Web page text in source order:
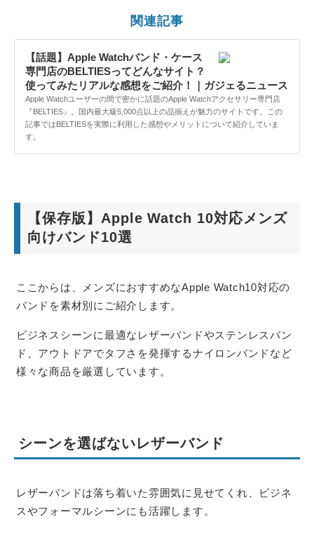
関連記事
【話題】Apple Watchバンド・ケース
専門店のBELTIESってどんなサイト？
使ってみたリアルな感想をご紹介！｜ガジェるニュース
Apple Watchユーザーの間で密かに話題のApple Watchアクセサリー専門店
『BELTIES』。国内最大級5,000点以上の品揃えが魅力のサイトです。この
記事ではBELTIESを実際に利用した感想やメリットについて紹介していま
す。
【保存版】Apple Watch 10対応メンズ
向けバンド10選
ここからは、メンズにおすすめなApple Watch10対応の
バンドを素材別にご紹介します。
ビジネスシーンに最適なレザーバンドやステンレスバン
ド、アウトドアでタフさを発揮するナイロンバンドなど
様々な商品を厳選しています。
シーンを選ばないレザーバンド
レザーバンドは落ち着いた雰囲気に見せてくれ、ビジネ
スやフォーマルシーンにも活躍します。